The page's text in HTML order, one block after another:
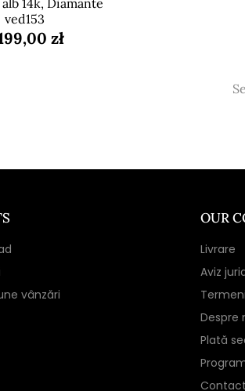
14k, Diamante
ved153
zł
vânzări
OUR
Livrare
Aviz
Despre
Plată